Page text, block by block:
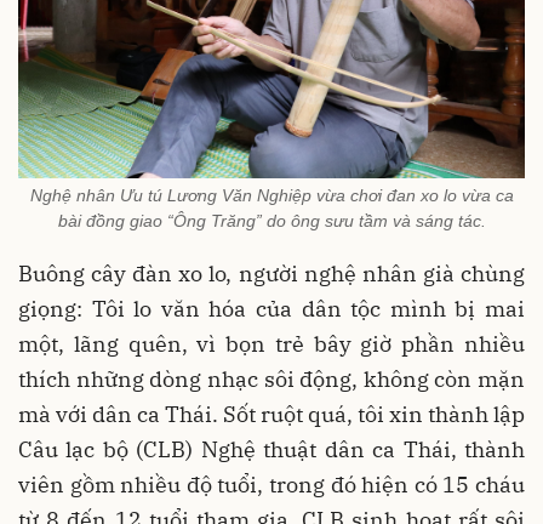
Nghệ nhân Ưu tú Lương Văn Nghiệp vừa chơi đan xo lo vừa ca
bài đồng giao “Ông Trăng” do ông sưu tầm và sáng tác.
Buông cây đàn xo lo, người nghệ nhân già chùng
giọng: Tôi lo văn hóa của dân tộc mình bị mai
một, lãng quên, vì bọn trẻ bây giờ phần nhiều
thích những dòng nhạc sôi động, không còn mặn
mà với dân ca Thái. Sốt ruột quá, tôi xin thành lập
Câu lạc bộ (CLB) Nghệ thuật dân ca Thái, thành
viên gồm nhiều độ tuổi, trong đó hiện có 15 cháu